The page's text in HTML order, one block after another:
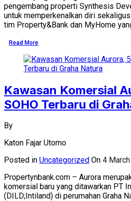
pengembang properti Synthesis
untuk memperkenalkan diri
tim Property&Bank dan MyHome
Read More
Kawasan Komersial
SOHO Terbaru di
By
Katon Fajar Utomo
Posted in Uncategorized On 4
Propertynbank.com – Aurora
komersial baru yang ditawarkan PT
(DILD;Intiland) di perumahan Graha